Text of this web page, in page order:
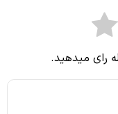
رای میدهید.